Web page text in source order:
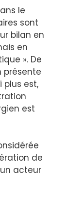
le
sont
bilan en
en
». De
présente
plus est,
est
de
acteur